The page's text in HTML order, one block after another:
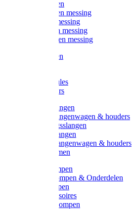
Kogelkranen
Koppelingen messing
Sproeiers messing
Tuinspuiten messing
Slangstukken messing
Handspuiten
Kunststoftules
Regenmeters
Overige slangen
Overige slangenwagen & houders
Beregeningsslangen
Gardena slangen
Gardena slangenwagen & houders
Slangklemmen
Leader pompen
Zwengelpompen & Onderdelen
Ebara pompen
Pompaccessoires
Excellent pompen